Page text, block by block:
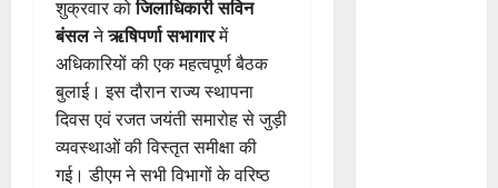
शुक्रवार कोजिलाधिकारी सविन
बंसलनेऋषिपर्णा सभागारमें
अधिकारियों की एक महत्वपूर्ण बैठक
बुलाई। इस दौरान राज्य स्थापना
दिवस एवं रजत जयंती समारोह से जुड़ी
व्यवस्थाओं की विस्तृत समीक्षा की
गई। डीएम ने सभी विभागों के वरिष्ठ